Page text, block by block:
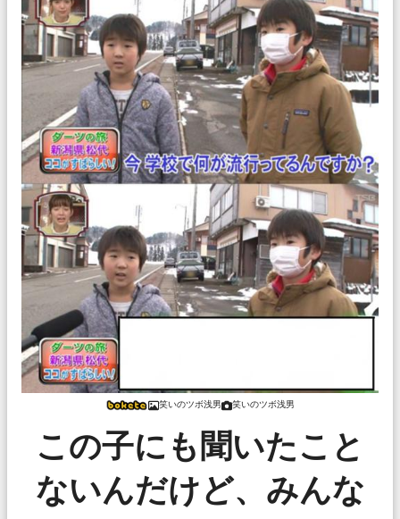
笑いのツボ浅男 笑いのツボ浅男
この子にも聞いたこと
ないんだけど、みんな